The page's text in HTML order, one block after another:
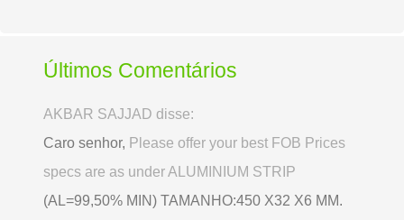
Últimos Comentários
AKBAR SAJJAD disse:
Caro senhor, Please offer your best FOB Prices
specs are as under ALUMINIUM STRIP
(AL=99,50% MIN) TAMANHO:450 X32 X6 MM.